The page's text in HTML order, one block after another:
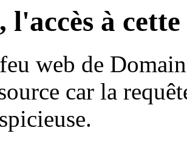
l'accès à
web de
car la